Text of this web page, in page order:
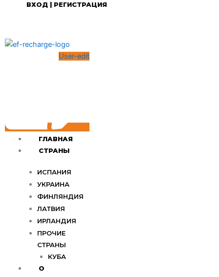
ВХОД | РЕГИСТРАЦИЯ
User-edit
ГЛАВНАЯ
СТРАНЫ
ИСПАНИЯ
УКРАИНА
ФИНЛЯНДИЯ
ЛАТВИЯ
ИРЛАНДИЯ
ПРОЧИЕ
СТРАНЫ
КУБА
О